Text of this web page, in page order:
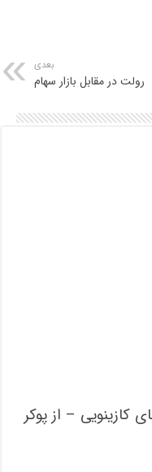
بعدی
رولت در مقابل بازار سهام
کازینویی – از پوکر